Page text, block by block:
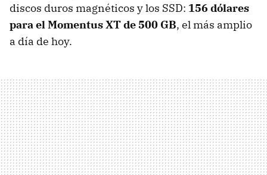
discos duros magnéticos y los SSD: 156 dólares
para el Momentus XT de 500 GB, el más amplio
a día de hoy.